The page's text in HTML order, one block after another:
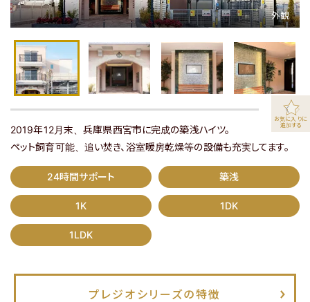
マップで探す
マップ表示
関西エリアの全物件を見る
関東エリアの物件はこちら
お気に入りに
追加する
2019年12月末、兵庫県西宮市に完成の築浅ハイツ。
ペット飼育可能、追い焚き、浴室暖房乾燥等の設備も充実してます。
24時間サポート 築浅
1K 1DK
1LDK
プレジオシリーズの特徴